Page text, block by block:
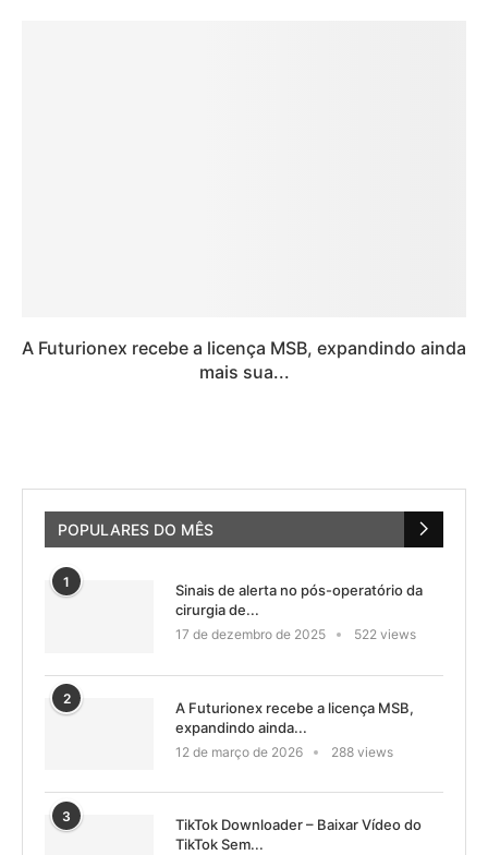
A Futurionex recebe a licença MSB, expandindo ainda
mais sua...
POPULARES DO MÊS
1
Sinais de alerta no pós-operatório da
cirurgia de...
17 de dezembro de 2025 522 views
2
A Futurionex recebe a licença MSB,
expandindo ainda...
12 de março de 2026 288 views
3
TikTok Downloader – Baixar Vídeo do
TikTok Sem...